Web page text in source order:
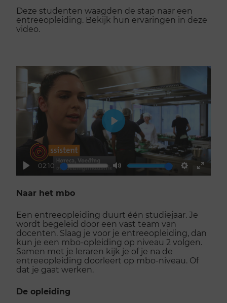
Deze studenten waagden de stap naar een
entreeopleiding. Bekijk hun ervaringen in deze
video.
Play
02:10
Mute Settings
Enter
Play
Naar het mbo
Een entreeopleiding duurt één studiejaar. Je
wordt begeleid door een vast team van
docenten. Slaag je voor je entreeopleiding, dan
kun je een mbo-opleiding op niveau 2 volgen.
Samen met je leraren kijk je of je na de
entreeopleiding doorleert op mbo-niveau. Of
dat je gaat werken.
De opleiding